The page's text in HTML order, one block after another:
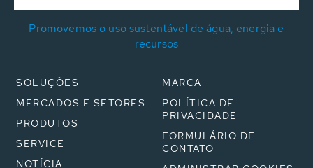
Promovemos o uso sustentável de água, energia e
recursos
SOLUÇÕES
MERCADOS E SETORES
PRODUTOS
SERVICE
NOTÍCIA
MARCA
POLÍTICA DE
PRIVACIDADE
FORMULÁRIO DE
CONTATO